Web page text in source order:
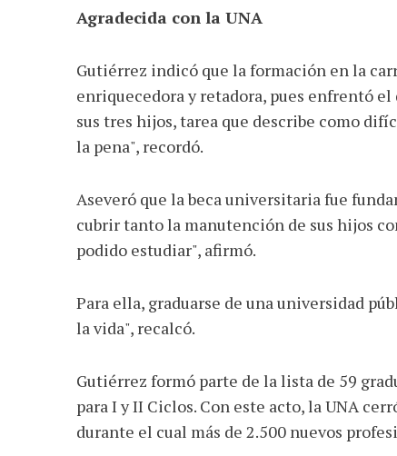
Agradecida con la UNA
Gutiérrez indicó que la formación en la
enriquecedora y retadora, pues enfrentó
sus tres hijos, tarea que describe como
la pena", recordó.
Aseveró que la beca universitaria fue
cubrir tanto la manutención de sus hijos
podido estudiar", afirmó.
Para ella, graduarse de una universidad
la vida", recalcó.
Gutiérrez formó parte de la lista de 59
para I y II Ciclos. Con este acto, la UNA
durante el cual más de 2.500 nuevos